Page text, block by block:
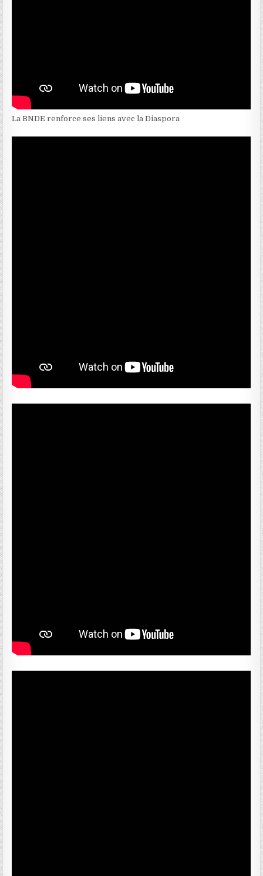
La BNDE renforce ses liens avec la Diaspora